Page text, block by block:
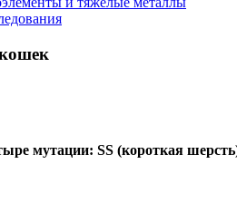
мутации: SS (короткая